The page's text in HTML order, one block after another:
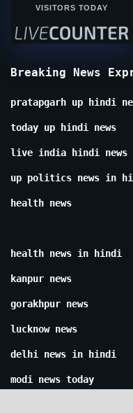
VISITORS TODAY
Breaking News
pratapgarh up hindi
today up hindi news
live india hindi news
up politics news in
health news
health news in hindi
kanpur news
gorakhpur news
lucknow news
delhi news in hindi
modi news today